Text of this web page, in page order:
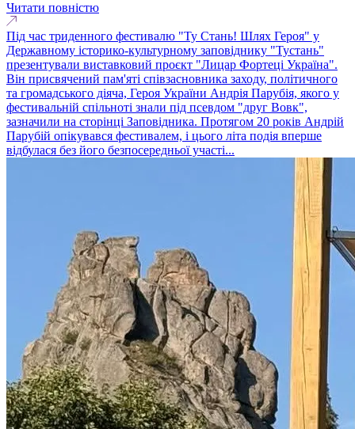
Читати повністю
Під час триденного фестивалю "Ту Стань! Шлях Героя" у
Державному історико-культурному заповіднику "Тустань"
презентували виставковий проєкт "Лицар Фортеці Україна".
Він присвячений пам'яті співзасновника заходу, політичного
та громадського діяча, Героя України Андрія Парубія, якого у
фестивальній спільноті знали під псевдом "друг Вовк",
зазначили на сторінці Заповідника. Протягом 20 років Андрій
Парубій опікувався фестивалем, і цього літа подія вперше
відбулася без його безпосередньої участі...